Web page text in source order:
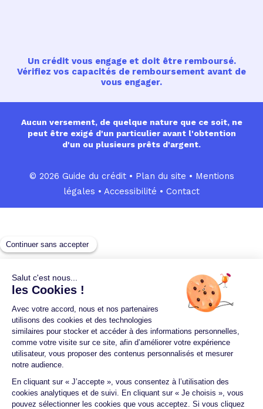
Un crédit vous engage et doit être remboursé.
Vérifiez vos capacités de remboursement avant de
vous engager.
Aucun versement, de quelque nature que ce soit, ne
peut être exigé d'un particulier avant l'obtention
d'un ou plusieurs prêts d'argent.
© 2026 Guide du crédit • Plan du site • Mentions
légales • Accessibilité • Contact